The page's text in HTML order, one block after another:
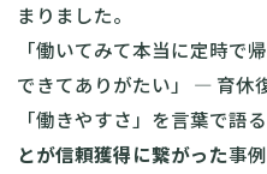
まりました。
「働いてみて本当に定時で
できてありがたい」 — 育休
「働きやすさ」を言葉で語
とが信頼獲得に繋がった事例